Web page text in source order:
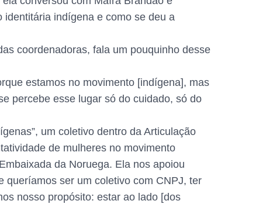
identitária indígena e como se deu a
coordenadoras, fala um pouquinho desse
estamos no movimento [indígena], mas
percebe esse lugar só do cuidado, só do
um coletivo dentro da Articulação
de mulheres no movimento
da Noruega. Ela nos apoiou
queríamos ser um coletivo com CNPJ, ter
nosso propósito: estar ao lado [dos